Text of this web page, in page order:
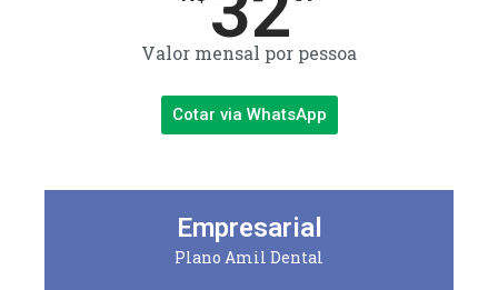
Valor mensal por pessoa
Cotar via WhatsApp
Empresarial
Plano Amil Dental